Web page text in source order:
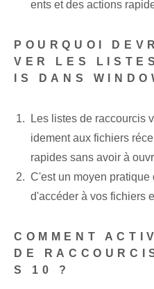
ents et des actions
POURQUOI
VER LES
IS DANS
Les listes de raccourcis
idement aux fichiers
rapides sans avoir à
C'est un moyen
d'accéder à vos fichiers
COMMENT
DE
S 10 ?